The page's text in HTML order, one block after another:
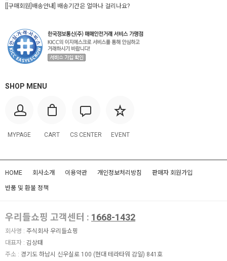
[[구매회원]배송안내] 배송기간은 얼마나 걸리나요?
SHOP MENU
MYPAGE CART CS CENTER EVENT
HOME 회사소개 이용약관 개인정보처리방침 판매자 회원가입
반품 및 환불 정책
우리들쇼핑 고객센터 : 1668-1432
회사명 : 주식회사 우리들쇼핑
대표자 : 김상태
주소 : 경기도 하남시 신우실로 100 (현대 테라타워 감일) 841호